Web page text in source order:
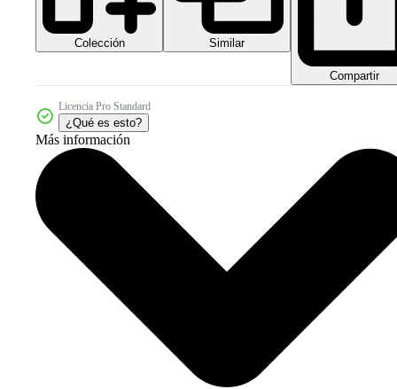
Colección Similar
Compartir
Licencia Pro Standard
¿Qué es esto?
Más información